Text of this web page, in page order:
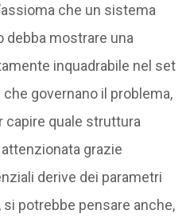
che un sistema
debba mostrare una
inquadrabile nel set
governano il problema,
capire quale struttura
grazie
derive dei parametri
potrebbe pensare anche,